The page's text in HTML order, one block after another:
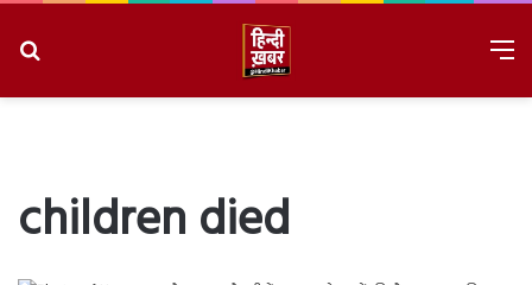
children died